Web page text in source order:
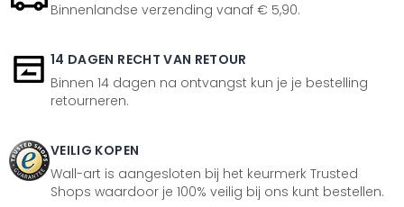
Binnenlandse verzending vanaf € 5,90.
14 DAGEN RECHT VAN RETOUR
Binnen 14 dagen na ontvangst kun je je bestelling
retourneren.
VEILIG KOPEN
Wall-art is aangesloten bij het keurmerk Trusted
Shops waardoor je 100% veilig bij ons kunt bestellen.